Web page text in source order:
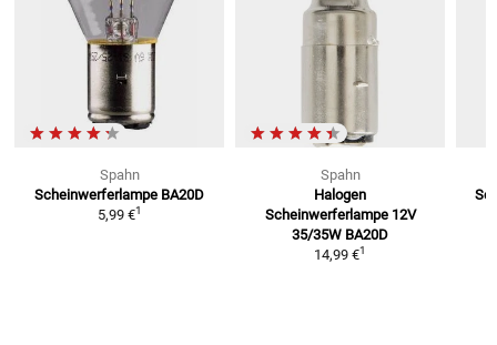
Spahn
Scheinwerferlampe BA20D
5,99 €1
Spahn
Halogen
Scheinwerferlampe 12V
35/35W BA20D
14,99 €1